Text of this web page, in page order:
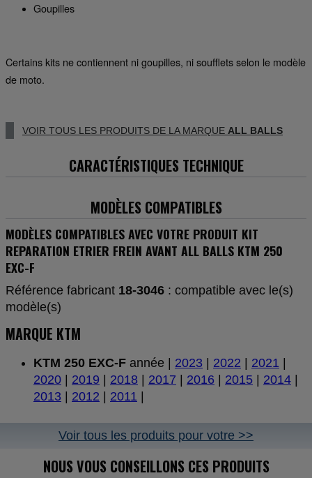
Goupilles
Certains kits ne contiennent ni goupilles, ni soufflets selon le modèle
de moto.
VOIR TOUS LES PRODUITS DE LA MARQUE ALL BALLS
CARACTÉRISTIQUES TECHNIQUE
MODÈLES COMPATIBLES
MODÈLES COMPATIBLES AVEC VOTRE PRODUIT KIT
REPARATION ETRIER FREIN AVANT ALL BALLS KTM 250
EXC-F
Référence fabricant 18-3046 : compatible avec le(s)
modèle(s)
MARQUE KTM
KTM 250 EXC-F année | 2023 2022 2021
2020
2019 2018 2017 2016 2015 2014
2013
2012 2011
Voir tous les produits pour votre >>
NOUS VOUS CONSEILLONS CES PRODUITS